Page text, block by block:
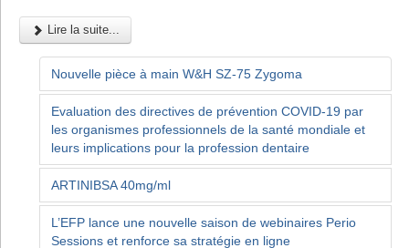
Lire la suite...
Nouvelle pièce à main W&H SZ-75 Zygoma
Evaluation des directives de prévention COVID-19 par
les organismes professionnels de la santé mondiale et
leurs implications pour la profession dentaire
ARTINIBSA 40mg/ml
L’EFP lance une nouvelle saison de webinaires Perio
Sessions et renforce sa stratégie en ligne